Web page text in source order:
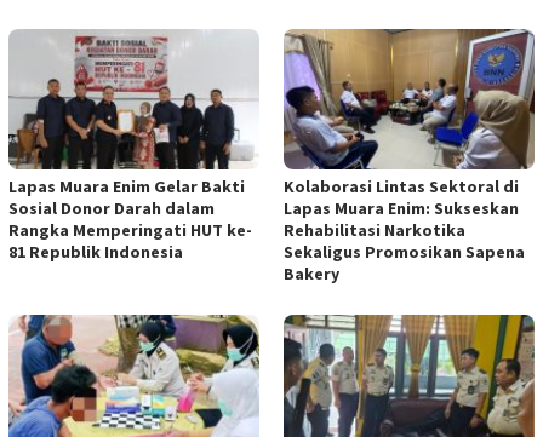
Lapas Muara Enim Gelar Bakti
Sosial Donor Darah dalam
Rangka Memperingati HUT ke-
81 Republik Indonesia
Kolaborasi Lintas Sektoral di
Lapas Muara Enim: Sukseskan
Rehabilitasi Narkotika
Sekaligus Promosikan Sapena
Bakery